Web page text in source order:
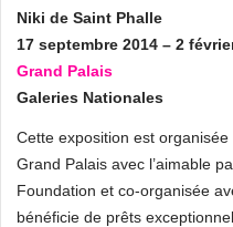
Niki de Saint Phalle
17 septembre 2014 – 2
Grand Palais
Galeries Nationales
Cette exposition est
Grand Palais avec l’aimable
Foundation et co-organisée
bénéficie de prêts